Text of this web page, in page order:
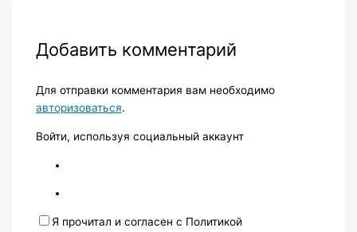
Добавить комментарий
Для отправки комментария вам необходимо
авторизоваться.
Войти, используя социальный аккаунт
Я прочитал и согласен с Политикой